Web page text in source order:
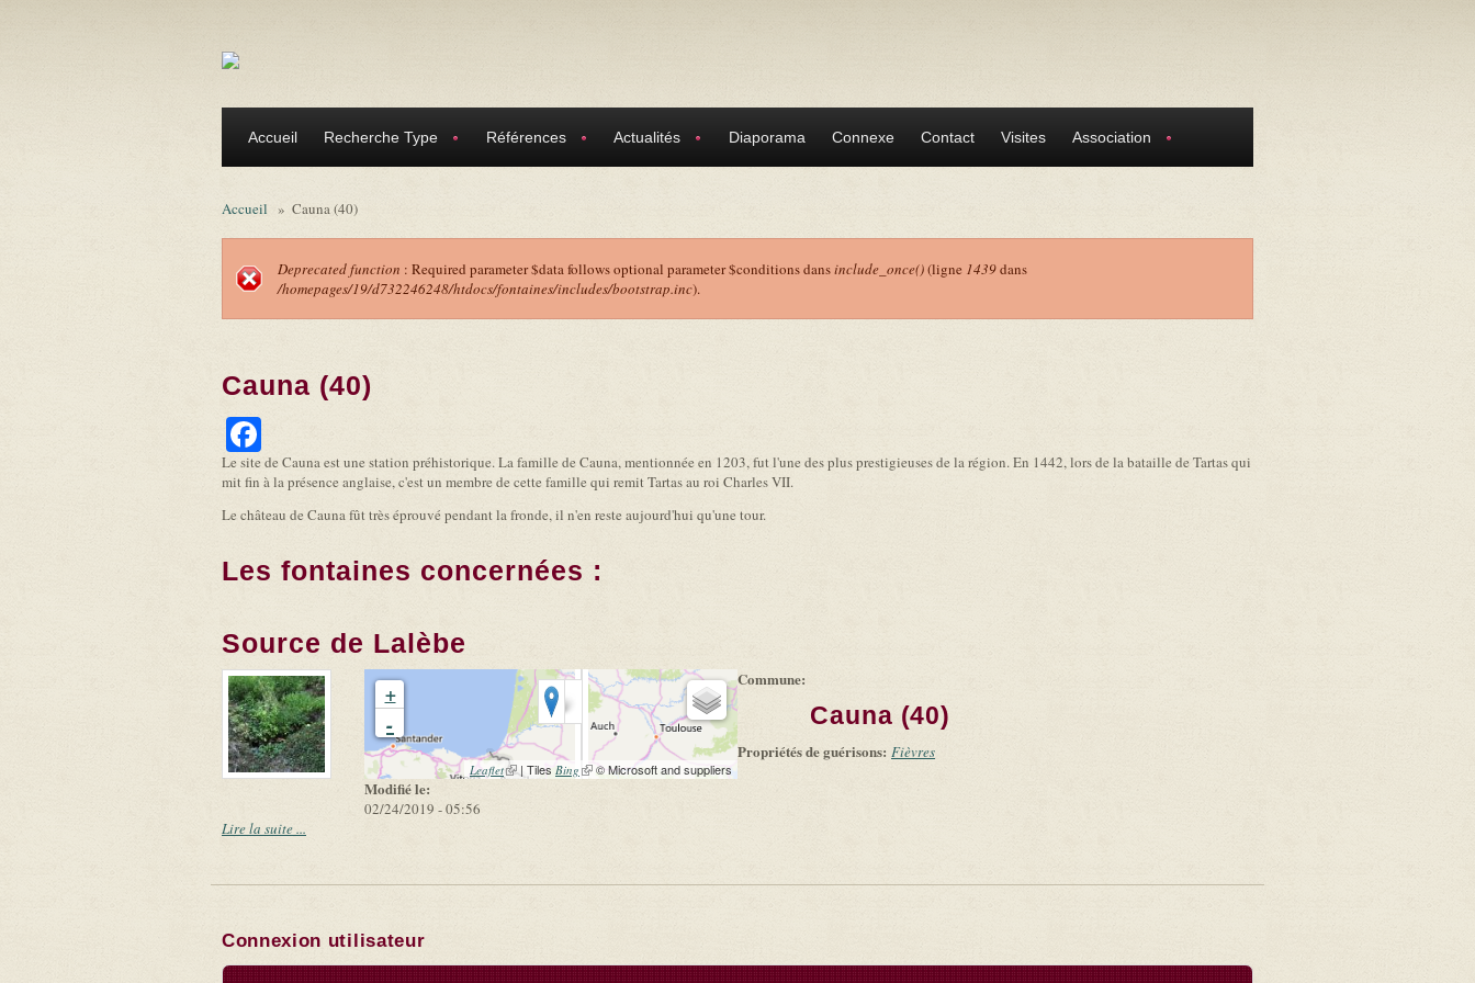
Accueil Recherche Type Références Actualités Diaporama Connexe Contact Visites Association
Accueil » Cauna (40)
Message d'erreur
Deprecated function : Required parameter $data follows optional parameter $conditions dansinclude_once()(ligne 1439dans
/homepages/19/d732246248/htdocs/fontaines/includes/bootstrap.inc).
Cauna (40)
Le site de Cauna est une station préhistorique. La famille de Cauna, mentionnée en 1203, fut l'une des plus prestigieuses de la région. En 1442, lors de la bataille de Tartas qui
mit fin à la présence anglaise, c'est un membre de cette famille qui remit Tartas au roi Charles VII.
Le château de Cauna fût très éprouvé pendant la fronde, il n'en reste aujourd'hui qu'une tour.
Les fontaines concernées :
Source de Lalèbe
+
-
Leaflet(link is external)
| Tiles Bing (link is external)
© Microsoft and suppliers
Modifié le:
02/24/2019 - 05:56
Commune:
Cauna (40)
Propriétés de guérisons: Fièvres
Lire la suite ...
Connexion utilisateur